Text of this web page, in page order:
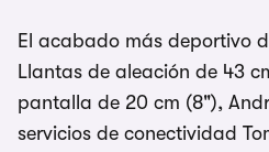
El acabado más deportivo
Llantas de aleación de 43
pantalla de 20 cm (8"),
servicios de conectividad